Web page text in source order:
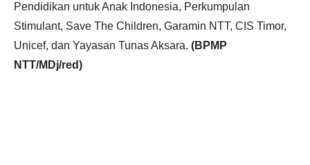
Pendidikan untuk Anak Indonesia, Perkumpulan
Stimulant, Save The Children, Garamin NTT, CIS Timor,
Unicef, dan Yayasan Tunas Aksara. (BPMP
NTT/MDj/red)